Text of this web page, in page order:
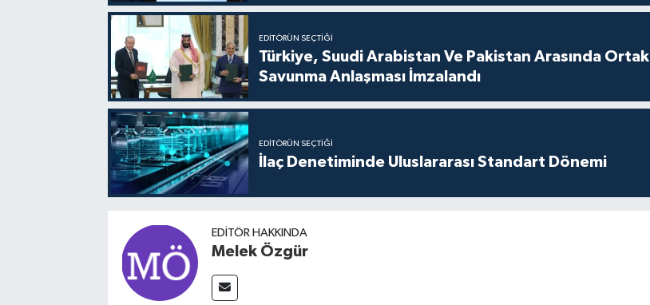
EDITÖRÜN SEÇTIĞI
Türkiye, Suudi Arabistan Ve Pakistan Arasında Ortak
Savunma Anlaşması İmzalandı
EDITÖRÜN SEÇTIĞI
İlaç Denetiminde Uluslararası Standart Dönemi
EDITÖR HAKKINDA
Melek Özgür